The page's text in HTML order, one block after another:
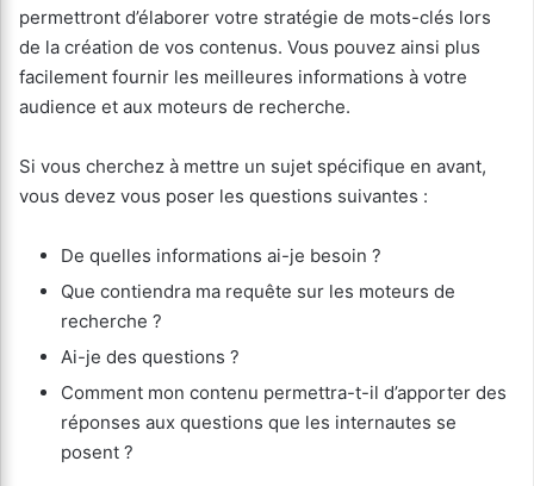
permettront d’élaborer votre stratégie de mots-clés lors
de la création de vos contenus. Vous pouvez ainsi plus
facilement fournir les meilleures informations à votre
audience et aux moteurs de recherche.
Si vous cherchez à mettre un sujet spécifique en avant,
vous devez vous poser les questions suivantes :
De quelles informations ai-je besoin ?
Que contiendra ma requête sur les moteurs de
recherche ?
Ai-je des questions ?
Comment mon contenu permettra-t-il d’apporter des
réponses aux questions que les internautes se
posent ?